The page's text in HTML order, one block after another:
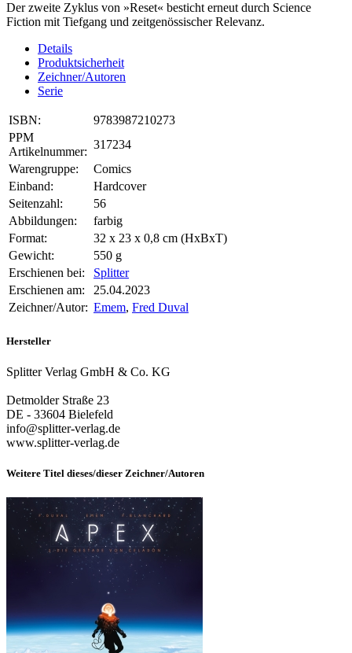
Der zweite Zyklus von »Reset« besticht erneut durch Science
Fiction mit Tiefgang und zeitgenössischer Relevanz.
Details
Produktsicherheit
Zeichner/Autoren
Serie
ISBN:
9783987210273
PPM
Artikelnummer:
317234
Warengruppe:
Comics
Einband:
Hardcover
Seitenzahl:
56
Abbildungen:
farbig
Format:
32 x 23 x 0,8 cm (HxBxT)
Gewicht:
550 g
Erschienen bei:
Splitter
Erschienen am:
25.04.2023
Zeichner/Autor: Emem, Fred Duval
Hersteller
Splitter Verlag GmbH & Co. KG
Detmolder Straße 23
DE - 33604 Bielefeld
info@splitter-verlag.de
www.splitter-verlag.de
Weitere Titel dieses/dieser Zeichner/Autoren